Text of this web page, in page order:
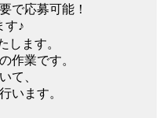
で応募可能！
す♪
します。
作業です。
て、
います。